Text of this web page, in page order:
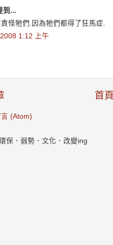
到...
怪牠們.因為牠們都得了狂馬症.
1:12 上午
首頁
(Atom)
保．弱勢．文化．改變ing